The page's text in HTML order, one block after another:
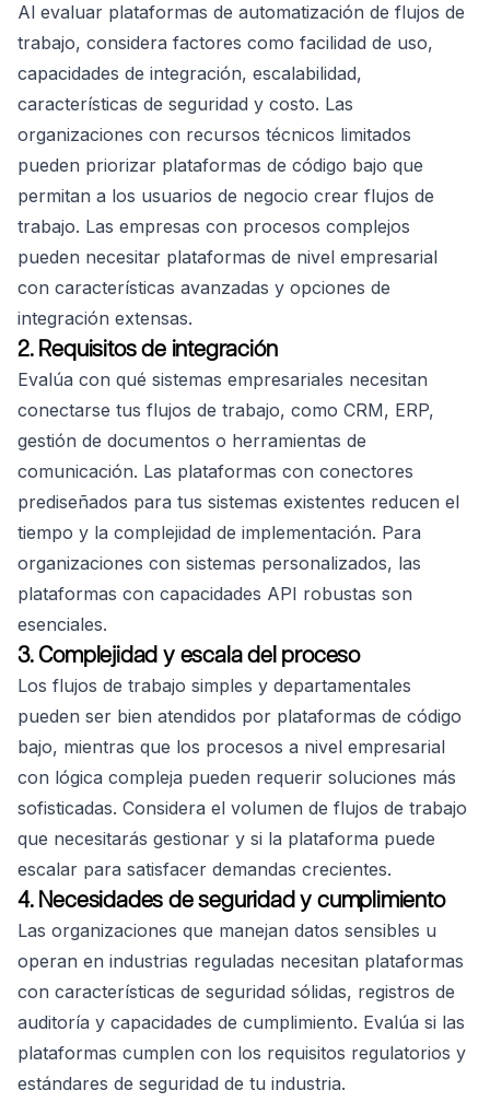
Al evaluar plataformas de automatización de flujos de
trabajo, considera factores como facilidad de uso,
capacidades de integración, escalabilidad,
características de seguridad y costo. Las
organizaciones con recursos técnicos limitados
pueden priorizar plataformas de código bajo que
permitan a los usuarios de negocio crear flujos de
trabajo. Las empresas con procesos complejos
pueden necesitar plataformas de nivel empresarial
con características avanzadas y opciones de
integración extensas.
2. Requisitos de integración
Evalúa con qué sistemas empresariales necesitan
conectarse tus flujos de trabajo, como CRM, ERP,
gestión de documentos o herramientas de
comunicación. Las plataformas con conectores
prediseñados para tus sistemas existentes reducen el
tiempo y la complejidad de implementación. Para
organizaciones con sistemas personalizados, las
plataformas con capacidades API robustas son
esenciales.
3. Complejidad y escala del proceso
Los flujos de trabajo simples y departamentales
pueden ser bien atendidos por plataformas de código
bajo, mientras que los procesos a nivel empresarial
con lógica compleja pueden requerir soluciones más
sofisticadas. Considera el volumen de flujos de trabajo
que necesitarás gestionar y si la plataforma puede
escalar para satisfacer demandas crecientes.
4. Necesidades de seguridad y cumplimiento
Las organizaciones que manejan datos sensibles u
operan en industrias reguladas necesitan plataformas
con características de seguridad sólidas, registros de
auditoría y capacidades de cumplimiento. Evalúa si las
plataformas cumplen con los requisitos regulatorios y
estándares de seguridad de tu industria.